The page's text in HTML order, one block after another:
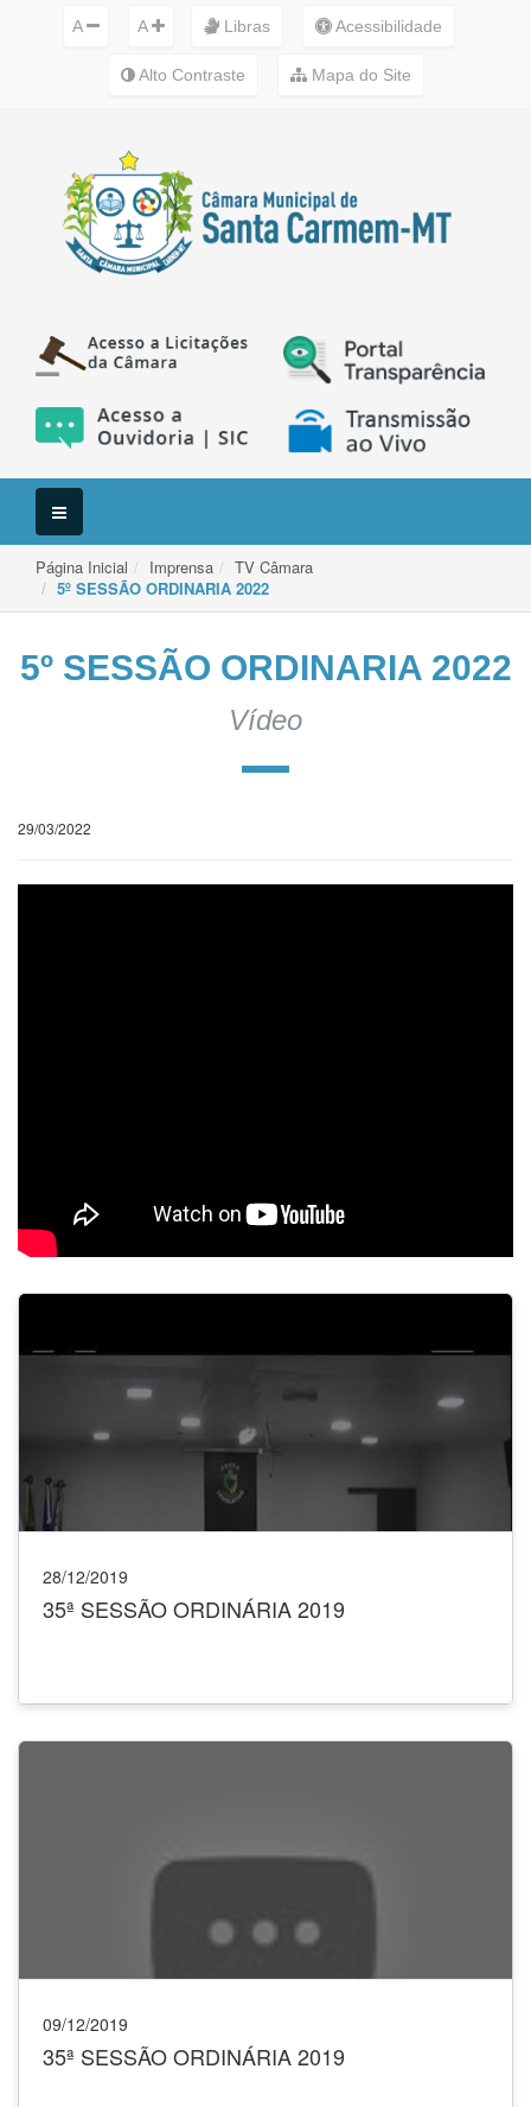
A A Libras Acessibilidade
Alto Contraste Mapa do Site
Menu
de
Navegação
Página Inicial Imprensa
TV Câmara
5º SESSÃO ORDINARIA 2022
5º SESSÃO ORDINARIA 2022
Vídeo
29/03/2022
28/12/2019
35ª SESSÃO ORDINÁRIA 2019
09/12/2019
35ª SESSÃO ORDINÁRIA 2019